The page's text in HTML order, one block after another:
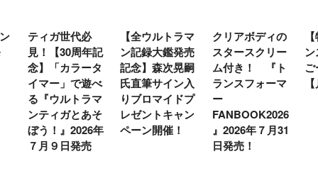
ティガ世代必
見！【30周年記
念】「カラータ
イマー」で遊べ
る『ウルトラマ
ンティガとあそ
ぼう！』2026年
７月９日発売
【全ウルトラマ
ン記録大鑑発売
記念】森次晃嗣
氏直筆サイン入
りブロマイドプ
レゼントキャン
ペーン開催！
クリアボディの
スタースクリー
ム付き！ 『ト
ランスフォーマ
ー
FANBOOK2026
』2026年７月31
日発売！